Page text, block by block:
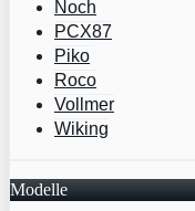
Noch
PCX87
Piko
Roco
Vollmer
Wiking
Modelle